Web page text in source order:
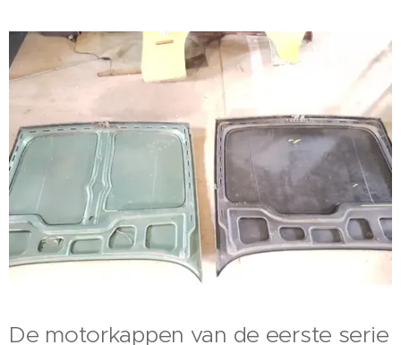
De motorkappen van de eerste serie